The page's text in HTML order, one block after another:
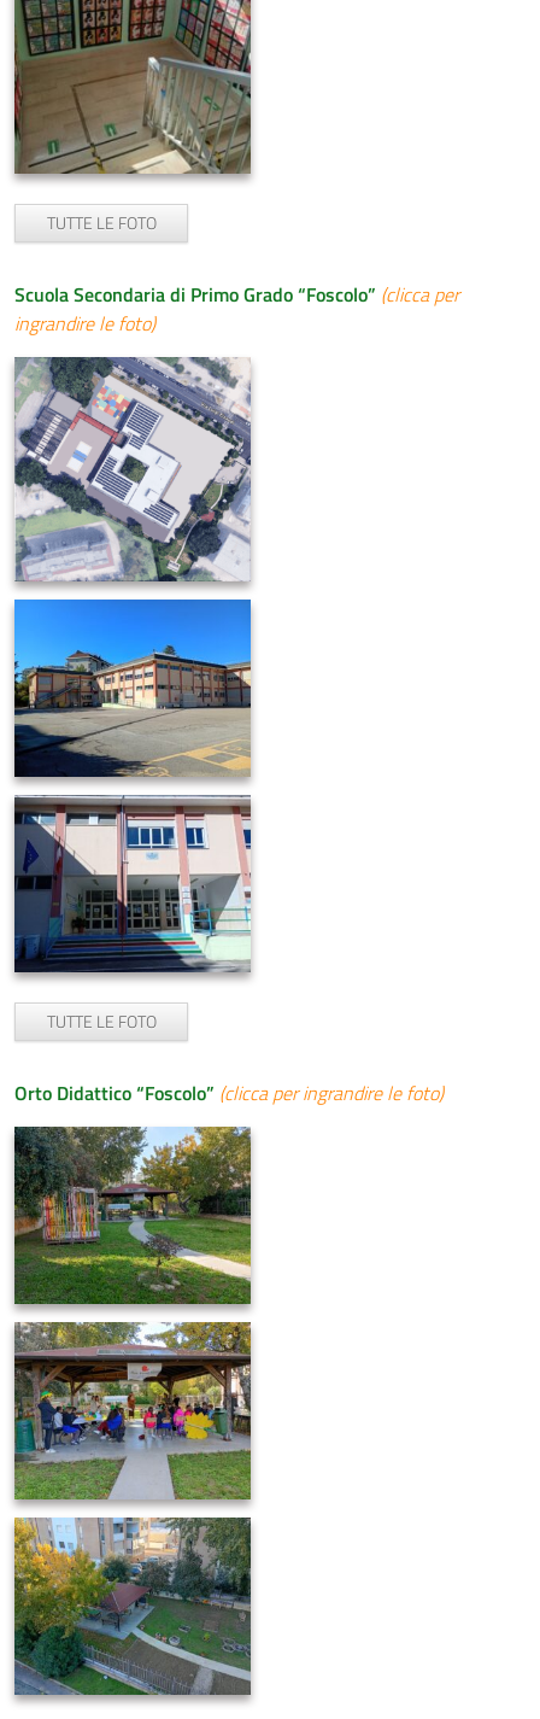
TUTTE LE FOTO
Scuola Secondaria di Primo Grado “Foscolo” (clicca per
ingrandire le foto)
TUTTE LE FOTO
Orto Didattico “Foscolo” (clicca per ingrandire le foto)